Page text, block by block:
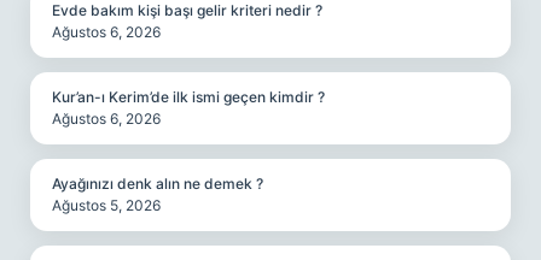
Evde bakım kişi başı gelir kriteri nedir ?
Ağustos 6, 2026
Kur’an-ı Kerim’de ilk ismi geçen kimdir ?
Ağustos 6, 2026
Ayağınızı denk alın ne demek ?
Ağustos 5, 2026